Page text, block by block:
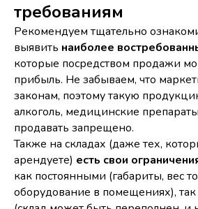
требованиям
Рекомендуем тщательно
выявить наиболее
которые посредством продажи
прибыль. Не забываем, что
законам, поэтому такую
алкоголь, медицинские
продавать запрещено.
Также на складах (даже тех,
арендуете) есть свои
как постоянными (габариты, вес
оборудование в помещениях),